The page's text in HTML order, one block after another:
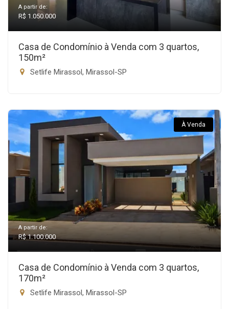
A partir de:
R$ 1.050.000
Casa de Condomínio à Venda com 3 quartos,
150m²
Setlife Mirassol, Mirassol-SP
À Venda
A partir de:
R$ 1.100.000
Casa de Condomínio à Venda com 3 quartos,
170m²
Setlife Mirassol, Mirassol-SP